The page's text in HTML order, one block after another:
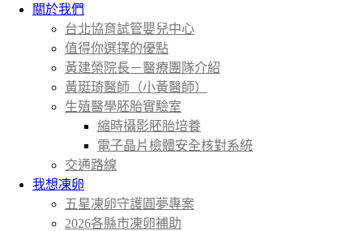
關於我們
台北協育試管嬰兒中心
值得你選擇的優點
黃建榮院長－醫療團隊介紹
黃珽琦醫師（小黃醫師）
生殖醫學胚胎實驗室
縮時攝影胚胎培養
電子晶片檢體安全核對系統
交通路線
我想凍卵
五星凍卵守護圓夢專案
2026各縣市凍卵補助